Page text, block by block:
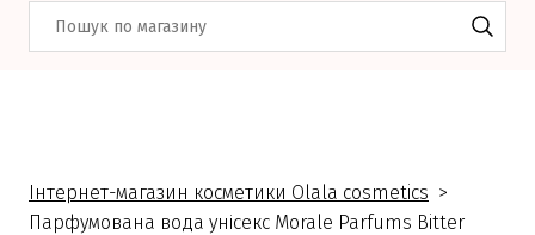
Інтернет-магазин косметики Olala cosmetics
Парфумована вода унісекс Morale Parfums Bitter